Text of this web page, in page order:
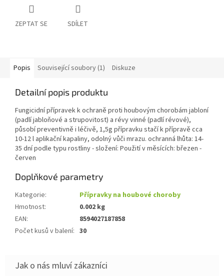
ZEPTAT SE SDÍLET
Popis Související soubory (1) Diskuze
Detailní popis produktu
Fungicidní přípravek k ochraně proti houbovým chorobám jabloní
(padlí jabloňové a strupovitost) a révy vinné (padlí révové),
působí preventivně i léčivě, 1,5g přípravku stačí k přípravě cca
10-12 l aplikační kapaliny, odolný vůči mrazu. ochranná lhůta: 14-
35 dní podle typu rostliny - složení: Použití v měsících: březen -
červen
Doplňkové parametry
Kategorie:
Přípravky na houbové choroby
Hmotnost:
0.002 kg
EAN:
8594027187858
Počet kusů v balení: 30